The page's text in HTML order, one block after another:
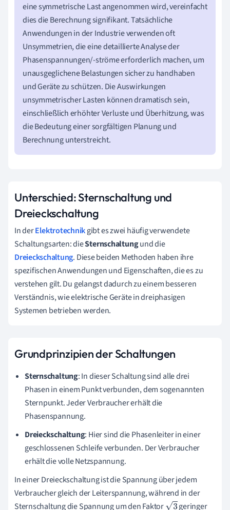
eine symmetrische Last angenommen wird, vereinfacht
dies die Berechnung signifikant. Tatsächliche
Anwendungen in der Industrie verwenden oft
Unsymmetrien, die eine detaillierte Analyse der
Phasenspannungen/-ströme erforderlich machen, um
unausgeglichene Belastungen sicher zu handhaben
und Geräte zu schützen. Die Auswirkungen
unsymmetrischer Lasten können dramatisch sein,
einschließlich erhöhter Verluste und Überhitzung, was
die Bedeutung einer sorgfältigen Planung und
Berechnung unterstreicht.
Unterschied: Sternschaltung und
Dreieckschaltung
In derElektrotechnikgibt es zwei häufig verwendete
Schaltungsarten: dieSternschaltungund die
Dreieckschaltung. Diese beiden Methoden haben ihre
spezifischen Anwendungen und Eigenschaften, die es zu
verstehen gilt. Du gelangst dadurch zu einem besseren
Verständnis, wie elektrische Geräte in dreiphasigen
Systemen betrieben werden.
Grundprinzipien der Schaltungen
Sternschaltung: In dieser Schaltung sind alle drei
Phasen in einem Punkt verbunden, dem sogenannten
Sternpunkt. Jeder Verbraucher erhält die
Phasenspannung.
Dreieckschaltung: Hier sind die Phasenleiter in einer
geschlossenen Schleife verbunden. Der Verbraucher
erhält die volle Netzspannung.
In einer Dreieckschaltung ist die Spannung über jedem
Verbraucher gleich der Leiterspannung, während in der
Sternschaltung die Spannung um den Faktor
geringer